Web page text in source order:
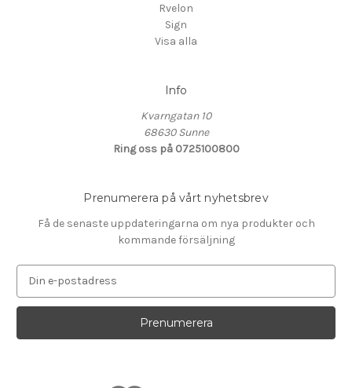
Rvelon
Sign
Visa alla
Info
Kvarngatan 10
68630 Sunne
Ring oss på 0725100800
Prenumerera på vårt nyhetsbrev
Få de senaste uppdateringarna om nya produkter och
kommande försäljning
p
s